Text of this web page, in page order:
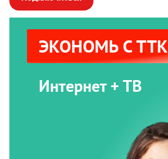
ЭКОНОМЬ С ТТК
Интернет + ТВ